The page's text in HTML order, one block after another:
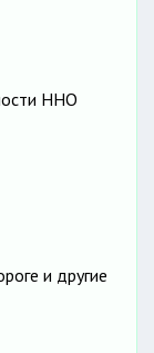
ННО
и другие